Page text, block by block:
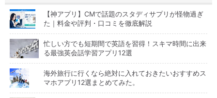
【神アプリ】CMで話題のスタディサプリが怪物過ぎ
た｜料金や評判・口コミを徹底解説
忙しい方でも短期間で英語を習得！スキマ時間に出来
る最強英会話学習アプリ12選
海外旅行に行くなら絶対に入れておきたいおすすめス
マホアプリ12選まとめてみた。